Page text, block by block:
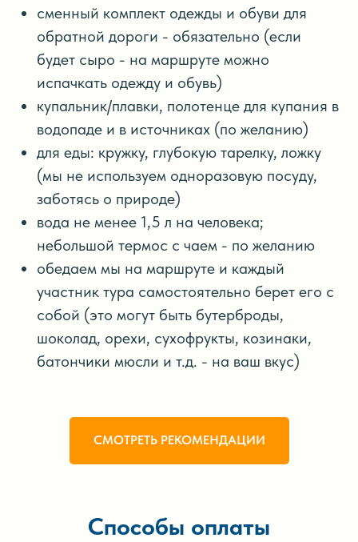
сменный комплект одежды и обуви для
обратной дороги - обязательно (если
будет сыро - на маршруте можно
испачкать одежду и обувь)
купальник/плавки, полотенце для купания в
водопаде и в источниках (по желанию)
для еды: кружку, глубокую тарелку, ложку
(мы не используем одноразовую посуду,
заботясь о природе)
вода не менее 1,5 л на человека;
небольшой термос с чаем - по желанию
обедаем мы на маршруте и каждый
участник тура самостоятельно берет его с
собой (это могут быть бутерброды,
шоколад, орехи, сухофрукты, козинаки,
батончики мюсли и т.д. - на ваш вкус)
СМОТРЕТЬ РЕКОМЕНДАЦИИ
Способы оплаты